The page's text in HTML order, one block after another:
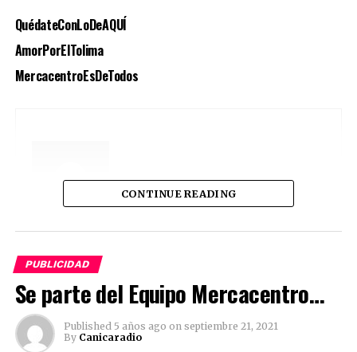
QuédateConLoDeAQUÍ
AmorPorElTolima
MercacentroEsDeTodos
Canicaradio
See author's posts
CONTINUE READING
PUBLICIDAD
Se parte del Equipo Mercacentro…
Published 5 años ago on septiembre 21, 2021
By Canicaradio